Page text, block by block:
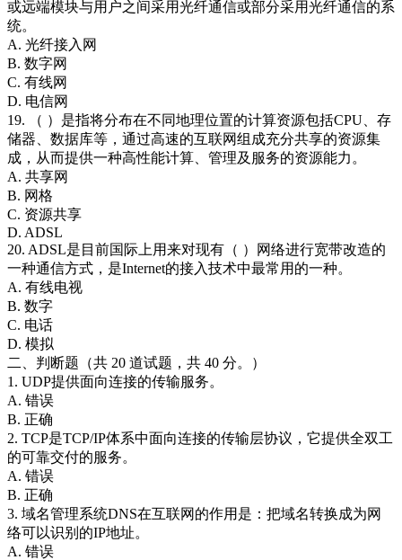
或远端模块与用户之间采用光纤通信或部分采用光纤通信的系
统。
A. 光纤接入网
B. 数字网
C. 有线网
D. 电信网
19. （ ）是指将分布在不同地理位置的计算资源包括CPU、存
储器、数据库等，通过高速的互联网组成充分共享的资源集
成，从而提供一种高性能计算、管理及服务的资源能力。
A. 共享网
B. 网格
C. 资源共享
D. ADSL
20. ADSL是目前国际上用来对现有（ ）网络进行宽带改造的
一种通信方式，是Internet的接入技术中最常用的一种。
A. 有线电视
B. 数字
C. 电话
D. 模拟
二、判断题（共 20 道试题，共 40 分。）
1. UDP提供面向连接的传输服务。
A. 错误
B. 正确
2. TCP是TCP/IP体系中面向连接的传输层协议，它提供全双工
的可靠交付的服务。
A. 错误
B. 正确
3. 域名管理系统DNS在互联网的作用是：把域名转换成为网
络可以识别的IP地址。
A. 错误